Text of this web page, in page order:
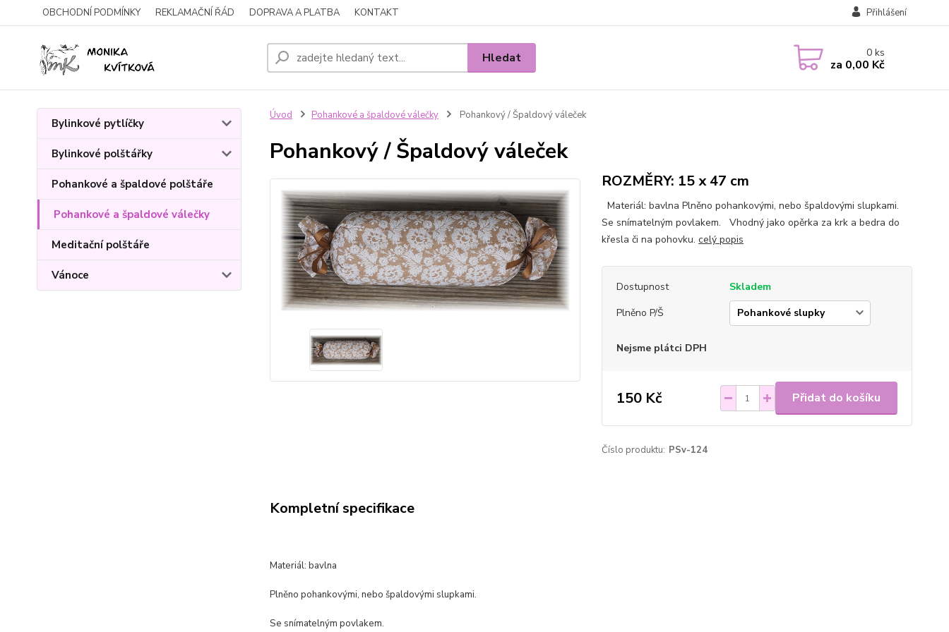
OBCHODNÍ PODMÍNKY REKLAMAČNÍ ŘÁD DOPRAVA A PLATBA KONTAKT Přihlášení
Hledat 0ks
za 0,00 Kč
Bylinkové pytlíčky
Bylinkové polštářky
Pohankové a špaldové polštáře
Pohankové a špaldové válečky
Meditační polštáře
Vánoce
Úvod Pohankové a špaldové válečky Pohankový / Špaldový váleček
Pohankový / Špaldový váleček
ROZMĚRY: 15 x 47 cm
Materiál: bavlna Plněno pohankovými, nebo špaldovými slupkami.
Se snímatelným povlakem. Vhodný jako opěrka za krk a bedra do
křesla či na pohovku. celý popis
Dostupnost
Skladem
Plněno P/Š
Nejsme plátci DPH
150 Kč Přidat do košíku
Číslo produktu: PSv-124
Kompletní specifikace
Materiál: bavlna
Plněno pohankovými, nebo špaldovými slupkami.
Se snímatelným povlakem.